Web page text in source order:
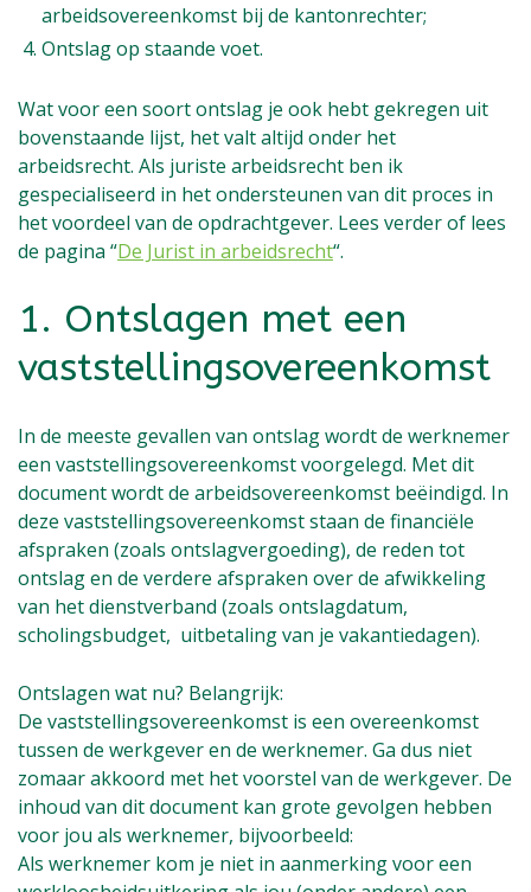
arbeidsovereenkomst bij de kantonrechter;
Ontslag op staande voet.
Wat voor een soort ontslag je ook hebt gekregen uit
bovenstaande lijst, het valt altijd onder het
arbeidsrecht. Als juriste arbeidsrecht ben ik
gespecialiseerd in het ondersteunen van dit proces in
het voordeel van de opdrachtgever. Lees verder of lees
de pagina “De Jurist in arbeidsrecht“.
1. Ontslagen met een
vaststellingsovereenkomst
In de meeste gevallen van ontslag wordt de werknemer
een vaststellingsovereenkomst voorgelegd. Met dit
document wordt de arbeidsovereenkomst beëindigd. In
deze vaststellingsovereenkomst staan de financiële
afspraken (zoals ontslagvergoeding), de reden tot
ontslag en de verdere afspraken over de afwikkeling
van het dienstverband (zoals ontslagdatum,
scholingsbudget, uitbetaling van je vakantiedagen).
Ontslagen wat nu? Belangrijk:
De vaststellingsovereenkomst is een overeenkomst
tussen de werkgever en de werknemer. Ga dus niet
zomaar akkoord met het voorstel van de werkgever. De
inhoud van dit document kan grote gevolgen hebben
voor jou als werknemer, bijvoorbeeld:
Als werknemer kom je niet in aanmerking voor een